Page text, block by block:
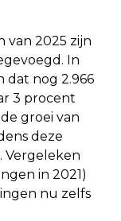
van 2025 zijn
In
dat nog 2.966
3 procent
groei van
deze
Vergeleken
in 2021)
nu zelfs